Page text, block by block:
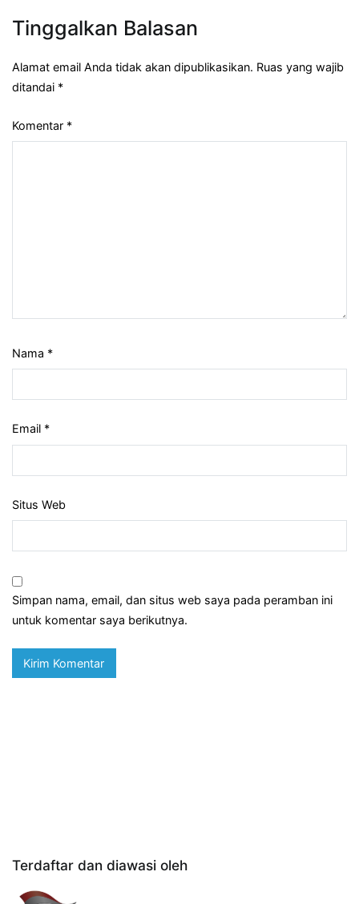
To
Marketing
Tinggalkan Balasan
Alamat email Anda tidak akan dipublikasikan. Ruas yang wajib
ditandai *
Komentar *
Nama *
Email *
Situs Web
Simpan nama, email, dan situs web saya pada peramban ini
untuk komentar saya berikutnya.
Terdaftar dan diawasi oleh